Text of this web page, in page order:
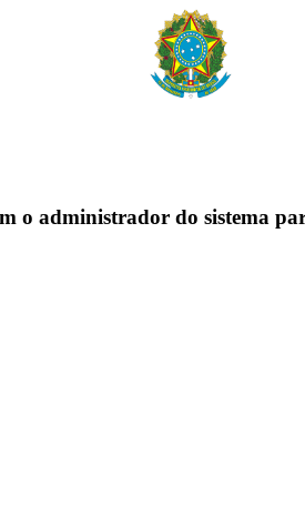
o administrador do sistema